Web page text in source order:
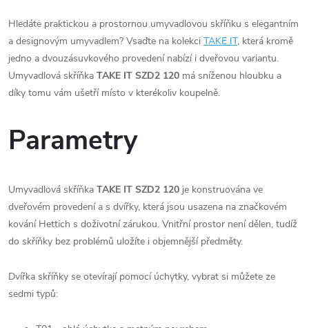
Hledáte praktickou a prostornou umyvadlovou skříňku s elegantním
a designovým umyvadlem? Vsaďte na kolekci TAKE IT, která kromě
jedno a dvouzásuvkového provedení nabízí i dveřovou variantu.
Umyvadlová skříňka TAKE IT SZD2 120 má sníženou hloubku a
díky tomu vám ušetří místo v kterékoliv koupelně.
Parametry
Umyvadlová skříňka TAKE IT SZD2 120 je konstruována ve
dveřovém provedení a s dvířky, která jsou usazena na značkovém
kování Hettich s doživotní zárukou. Vnitřní prostor není dělen, tudíž
do skříňky bez problémů uložíte i objemnější předměty.
Dvířka skříňky se otevírají pomocí úchytky, vybrat si můžete ze
sedmi typů: